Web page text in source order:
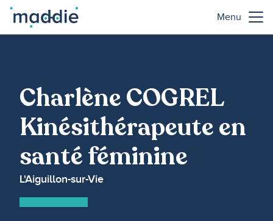
Menu
Charlène COGREL
Kinésithérapeute en
santé féminine
L'Aiguillon-sur-Vie